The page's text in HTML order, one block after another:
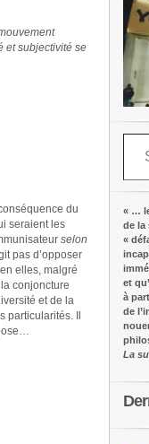
etsubjectivité se
du
seraient les
selon
pas d’opposer
elles, malgré
conjoncture
et de la
Il
Saisissez votre adresse e-mail…
« …
de la
«
et
à
de
La